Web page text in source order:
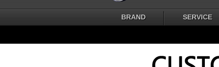
BRAND SERVICE